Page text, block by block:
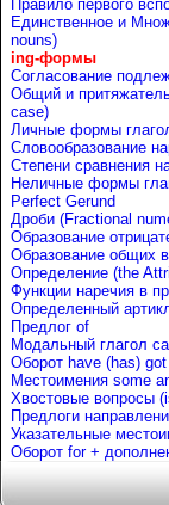
Правило первого
Единственное и
nouns)
ing-формы
Согласование
Общий и
case)
Личные формы
Словообразование
Степени сравнения
Неличные формы
Perfect Gerund
Дроби (Fractional
Образование
Образование общих
Определение (the
Функции наречия в
Определенный
Предлог of
Mодальный глагол
Оборот have (has) got
Местоимения some
Хвостовые вопросы
Предлоги
Указательные
Оборот for +